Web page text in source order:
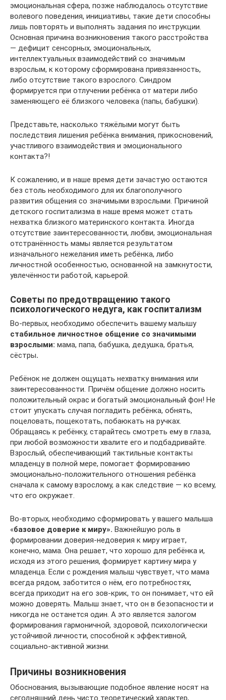
эмоциональная сфера, позже наблюдалось отсутствие
волевого поведения, инициативы, такие дети способны
лишь повторять и выполнять задания по инструкции.
Основная причина возникновения такого расстройства
— дефицит сенсорных, эмоциональных,
интеллектуальных взаимодействий со значимым
взрослым, к которому сформирована привязанность,
либо отсутствие такого взрослого. Синдром
формируется при отлучении ребёнка от матери либо
заменяющего её близкого человека (папы, бабушки).
Представьте, насколько тяжёлыми могут быть
последствия лишения ребёнка внимания, прикосновений,
участливого взаимодействия и эмоционального
контакта?!
К сожалению, и в наше время дети зачастую остаются
без столь необходимого для их благополучного
развития общения со значимыми взрослыми. Причиной
детского госпитализма в наше время может стать
нехватка близкого материнского контакта. Иногда
отсутствие заинтересованности, любви, эмоциональная
отстранённость мамы является результатом
изначального нежелания иметь ребёнка, либо
личностной особенностью, основанной на замкнутости,
увлечённости работой, карьерой.
Советы по предотвращению такого
психологического недуга, как госпитализм
Во-первых, необходимо обеспечить вашему малышу
стабильное личностное общение со значимыми
взрослыми: мама, папа, бабушка, дедушка, братья,
сёстры.
Ребёнок не должен ощущать нехватку внимания или
заинтересованности. Причём общение должно носить
положительный окрас и богатый эмоциональный фон! Не
стоит упускать случая погладить ребёнка, обнять,
поцеловать, пощекотать, побаюкать на ручках.
Обращаясь к ребёнку, старайтесь смотреть ему в глаза,
при любой возможности хвалите его и подбадривайте.
Взрослый, обеспечивающий тактильные контакты
младенцу в полной мере, помогает формированию
эмоционально-положительного отношения ребёнка
сначала к самому взрослому, а как следствие — ко всему,
что его окружает.
Во-вторых, необходимо сформировать у вашего малыша
«базовое доверие к миру». Важнейшую роль в
формировании доверия-недоверия к миру играет,
конечно, мама. Она решает, что хорошо для ребёнка и,
исходя из этого решения, формирует картину мира у
младенца. Если с рождения малыш чувствует, что мама
всегда рядом, заботится о нём, его потребностях,
всегда приходит на его зов-крик, то он понимает, что ей
можно доверять. Малыш знает, что он в безопасности и
никогда не останется один. А это является залогом
формирования гармоничной, здоровой, психологически
устойчивой личности, способной к эффективной,
социально-активной жизни.
Причины возникновения
Обоснования, вызывающие подобное явление носят на
сегодняшний день чисто теоретический характер,